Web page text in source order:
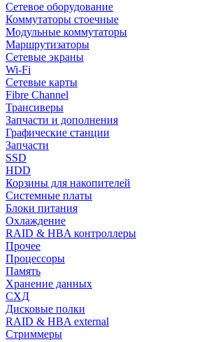
Сетевое оборудование
Коммутаторы стоечные
Модульные коммутаторы
Маршрутизаторы
Сетевые экраны
Wi-Fi
Сетевые карты
Fibre Channel
Трансиверы
Запчасти и дополнения
Графические станции
Запчасти
SSD
HDD
Корзины для накопителей
Системные платы
Блоки питания
Охлаждение
RAID & HBA контроллеры
Прочее
Процессоры
Память
Хранение данных
СХД
Дисковые полки
RAID & HBA external
Стриммеры